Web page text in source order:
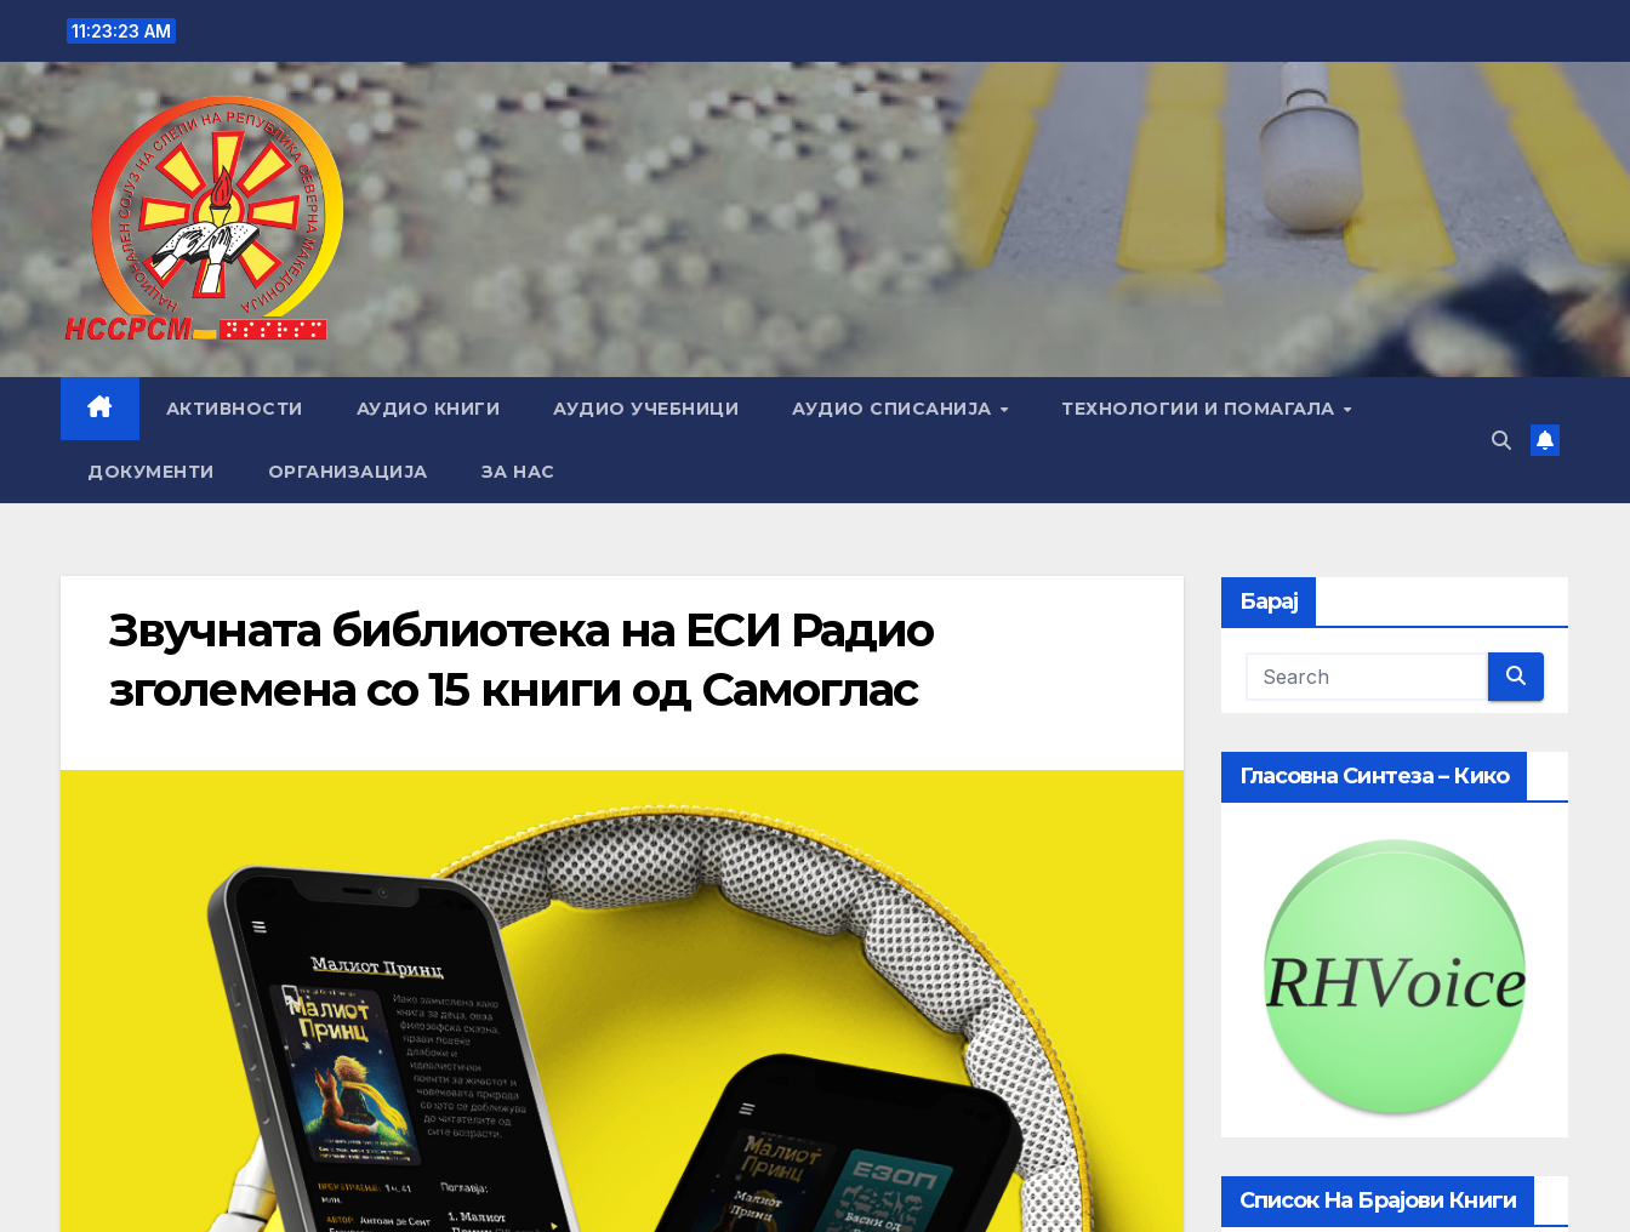
content
11:23:24 AM
АКТИВНОСТИ АУДИО КНИГИ АУДИО УЧЕБНИЦИ АУДИО СПИСАНИЈА ТЕХНОЛОГИИ И ПОМАГАЛА
ДОКУМЕНТИ ОРГАНИЗАЦИЈА ЗА НАС
Звучната библиотека на ЕСИ Радио
зголемена со 15 книги од Самоглас
Барај
Гласовна Синтеза – Кико
Список На Брајови Книги